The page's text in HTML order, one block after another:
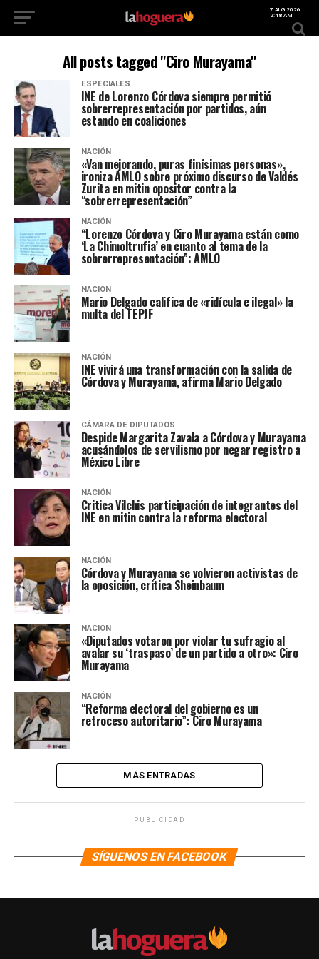
7 AUG 2026
2:48 AM
All posts tagged "Ciro Murayama"
ESPECIALES
INE de Lorenzo Córdova siempre permitió
sobrerrepresentación por partidos, aún
estando en coaliciones
NACIÓN
«Van mejorando, puras finísimas personas»,
ironiza AMLO sobre próximo discurso de Valdés
Zurita en mitin opositor contra la
“sobrerrepresentación”
NACIÓN
“Lorenzo Córdova y Ciro Murayama están como
‘La Chimoltrufia’ en cuanto al tema de la
sobrerrepresentación”: AMLO
NACIÓN
Mario Delgado califica de «ridícula e ilegal» la
multa del TEPJF
NACIÓN
INE vivirá una transformación con la salida de
Córdova y Murayama, afirma Mario Delgado
CÁMARA DE DIPUTADOS
Despide Margarita Zavala a Córdova y Murayama
acusándolos de servilismo por negar registro a
México Libre
NACIÓN
Critica Vilchis participación de integrantes del
INE en mitin contra la reforma electoral
NACIÓN
Córdova y Murayama se volvieron activistas de
la oposición, critica Sheinbaum
NACIÓN
«Diputados votaron por violar tu sufragio al
avalar su ‘traspaso’ de un partido a otro»: Ciro
Murayama
NACIÓN
“Reforma electoral del gobierno es un
retroceso autoritario”: Ciro Murayama
MÁS ENTRADAS
PUBLICIDAD
SÍGUENOS EN FACEBOOK